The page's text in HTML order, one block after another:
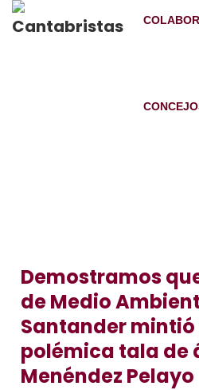
Demostramos
de Medio
Santander mintió
polémica tala de
Menéndez Pelayo